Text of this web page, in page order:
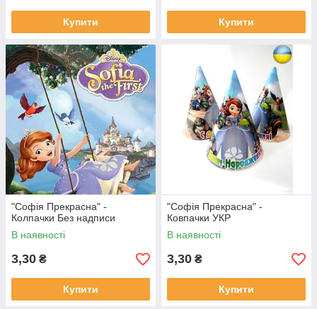
Купити Купити
"Софія Прекрасна" -
Колпачки Без надписи
В наявності
3,30 ₴
Купити
"Софія Прекрасна" -
Ковпачки УКР
В наявності
3,30 ₴
Купити